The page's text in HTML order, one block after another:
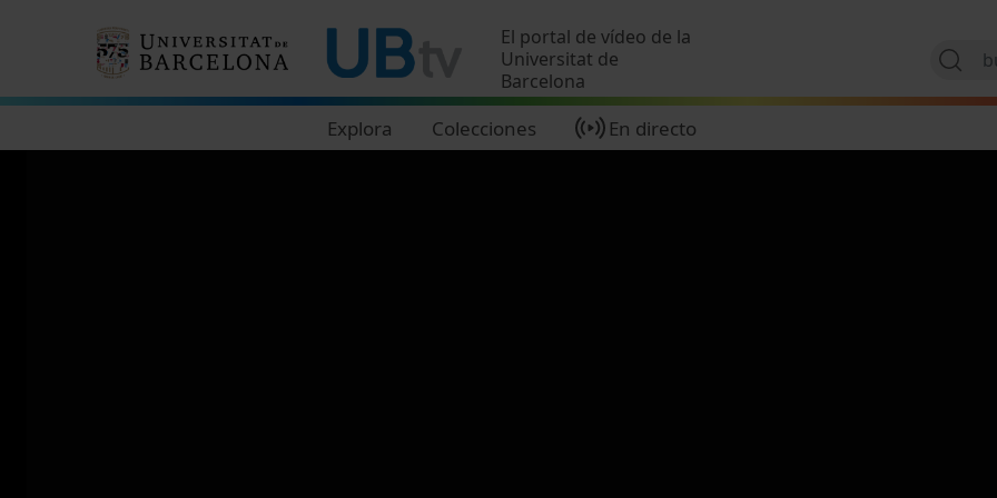
El portal de vídeo de la
Universitat de
Barcelona
Explora Colecciones En directo